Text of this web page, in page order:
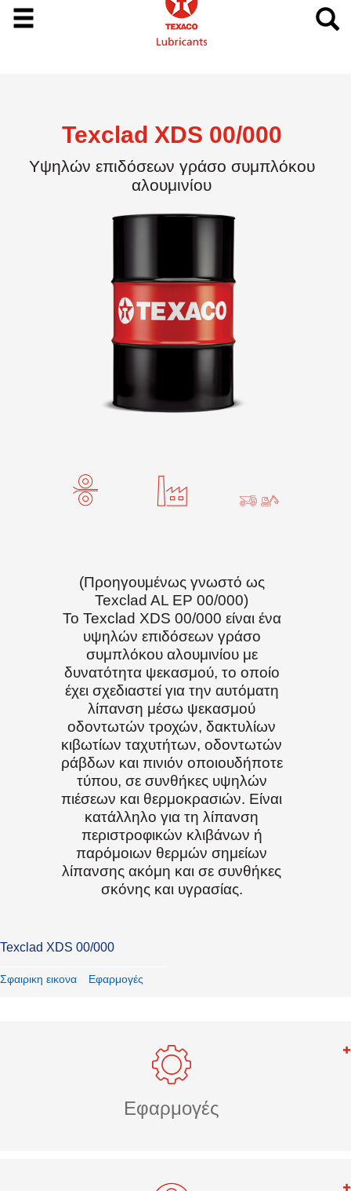
Texclad XDS 00/000
Υψηλών επιδόσεων γράσο συμπλόκου
αλουμινίου
(Προηγουμένως γνωστό ως
Texclad AL EP 00/000)
Το Texclad XDS 00/000 είναι ένα
υψηλών επιδόσεων γράσο
συμπλόκου αλουμινίου με
δυνατότητα ψεκασμού, το οποίο
έχει σχεδιαστεί για την αυτόματη
λίπανση μέσω ψεκασμού
οδοντωτών τροχών, δακτυλίων
κιβωτίων ταχυτήτων, οδοντωτών
ράβδων και πινιόν οποιουδήποτε
τύπου, σε συνθήκες υψηλών
πιέσεων και θερμοκρασιών. Είναι
κατάλληλο για τη λίπανση
περιστροφικών κλιβάνων ή
παρόμοιων θερμών σημείων
λίπανσης ακόμη και σε συνθήκες
σκόνης και υγρασίας.
Texclad XDS 00/000
Σφαιρικη εικονα Εφαρμογές
Εφαρμογές